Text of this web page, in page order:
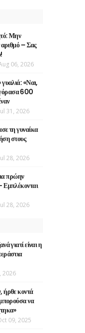
Μην
αριθμό – Σας
06, 2026
«Ναι,
600
31, 2026
τη γυναίκα
στους
28, 2026
πρώην
28, 2026
γιατί είναι η
2026
ήρθε κοντά
να
09, 2025